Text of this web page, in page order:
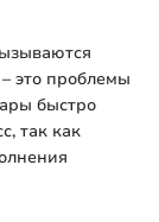
это проблемы
быстро
так как